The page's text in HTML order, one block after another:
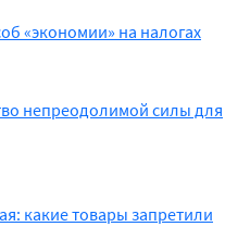
«экономии» на налогах
непреодолимой силы для
какие товары запретили